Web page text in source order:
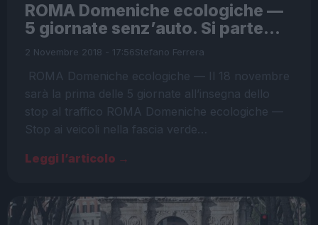
ROMA Domeniche ecologiche —
5 giornate senz’auto. Si parte…
2 Novembre 2018 - 17:56Stefano Ferrera
ROMA Domeniche ecologiche — Il 18 novembre
sarà la prima delle 5 giornate all’insegna dello
stop al traffico ROMA Domeniche ecologiche —
Stop ai veicoli nella fascia verde…
Leggi l’articolo →